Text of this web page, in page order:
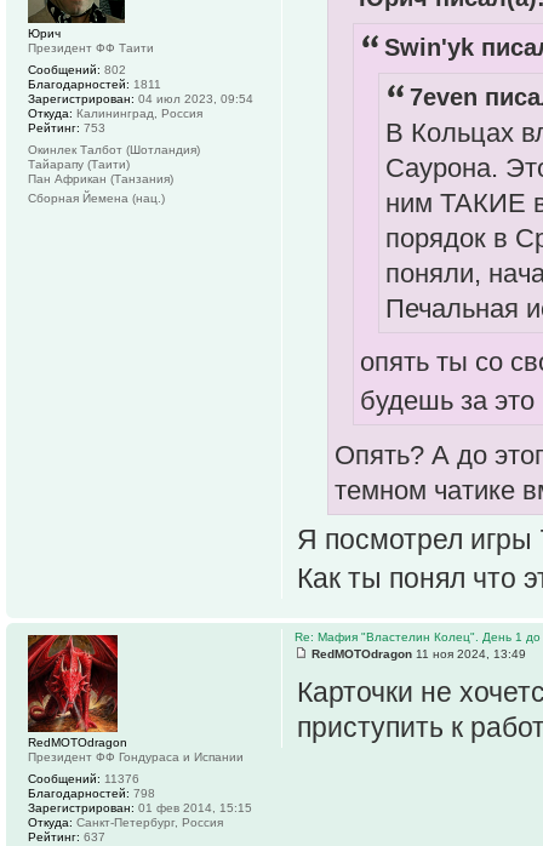
Swin'yk
7even
В Кольцах
Саурона.
ним ТАКИЕ
порядок в
поняли,
Печальная
опять ты со
будешь за
Опять? А до
темном чатике
Я посмотрел игры
Как ты понял что
Юрич
Президент ФФ Таити
Сообщений: 802
Благодарностей: 1811
Зарегистрирован: 04 июл 2023, 09:54
Откуда: Калининград, Россия
Рейтинг: 753
Окинлек Талбот (Шотландия)
Тайарапу (Таити)
Пан Африкан (Танзания)
Сборная Йемена (нац.)
Re: Мафия "Властелин Колец". День 1 до
RedMOTOdragon 11 ноя 2024, 13:49
Карточки не
приступить к
RedMOTOdragon
Президент ФФ Гондураса и Испании
Сообщений: 11376
Благодарностей: 798
Зарегистрирован: 01 фев 2014, 15:15
Откуда: Санкт-Петербург, Россия
Рейтинг: 637